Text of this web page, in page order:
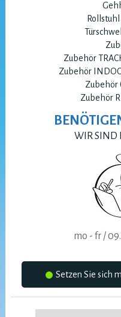
Rollstuhl
Zubehör
Zubehör
Zubehör
Zubehör
WIR SIND
mo - fr /
Setzen Sie sich